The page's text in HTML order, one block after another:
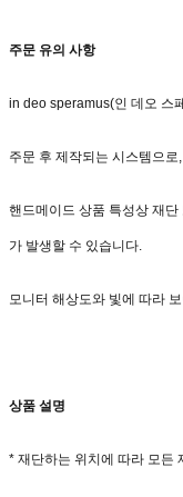
주문 유의 사항
in deo speramus(인 데오 스
주문 후 제작되는 시스템으
핸드메이드 상품 특성상 재단
가 발생할 수 있습니다.
모니터 해상도와 빛에 따라
상품 설명
* 재단하는 위치에 따라 모든